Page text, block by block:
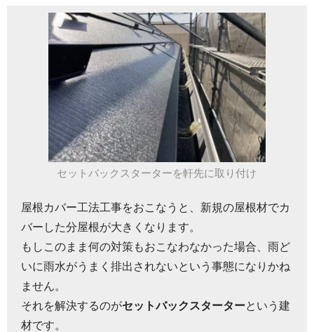
セットバックスターターを軒先に取り付け
屋根カバー工法工事をおこなうと、新規の屋根材でカ
バーした分屋根が大きくなります。
もしこのまま何の対策もおこなわなかった場合、雨ど
いに雨水がうまく排出されないという事態になりかね
ません。
それを解決するのがセットバックスターターという建
材です。